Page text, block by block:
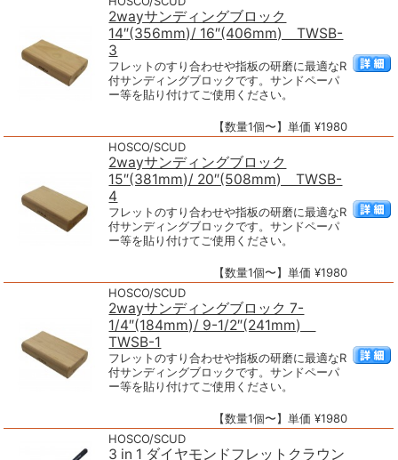
2wayサンディングブロック
14″(356mm)/ 16″(406mm) TWSB-
3
フレットのすり合わせや指板の研磨に最適なR
付サンディングブロックです。サンドペーパ
ー等を貼り付けてご使用ください。
【数量1個〜】単価 ¥1980
HOSCO/SCUD
2wayサンディングブロック
15″(381mm)/ 20″(508mm) TWSB-
4
フレットのすり合わせや指板の研磨に最適なR
付サンディングブロックです。サンドペーパ
ー等を貼り付けてご使用ください。
【数量1個〜】単価 ¥1980
HOSCO/SCUD
2wayサンディングブロック 7-
1/4″(184mm)/ 9-1/2″(241mm)
TWSB-1
フレットのすり合わせや指板の研磨に最適なR
付サンディングブロックです。サンドペーパ
ー等を貼り付けてご使用ください。
【数量1個〜】単価 ¥1980
HOSCO/SCUD
3 in 1 ダイヤモンドフレットクラウン